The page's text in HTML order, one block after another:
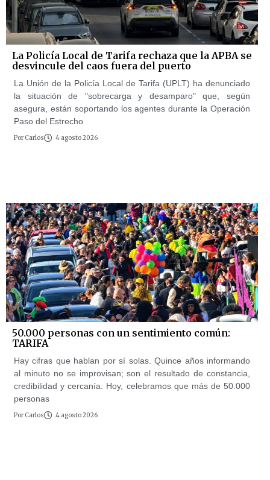
La Policía Local de Tarifa rechaza que la APBA se
desvincule del caos fuera del puerto
La Unión de la Policía Local de Tarifa (UPLT) ha denunciado
la situación de "sobrecarga y desamparo" que, según
asegura, están soportando los agentes durante la Operación
Paso del Estrecho
Por Carlos 4 agosto 2026
50.000 personas con un sentimiento común:
TARIFA
Hay cifras que hablan por sí solas. Quince años informando
al minuto no se improvisan; son el resultado de constancia,
credibilidad y cercanía. Hoy, celebramos que más de 50.000
personas
Por Carlos 4 agosto 2026